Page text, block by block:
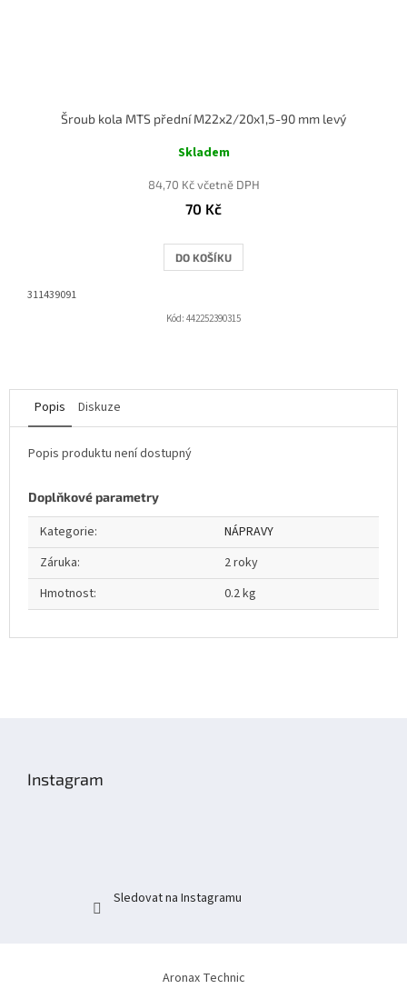
Šroub kola MTS přední M22x2/20x1,5-90 mm levý
Skladem
84,70 Kč včetně DPH
70 Kč
DO KOŠÍKU
311439091
Kód: 442252390315
Popis Diskuze
Popis produktu není dostupný
Doplňkové parametry
Kategorie:
NÁPRAVY
Záruka:
2 roky
Hmotnost: 0.2 kg
Instagram
Sledovat na Instagramu
Aronax Technic